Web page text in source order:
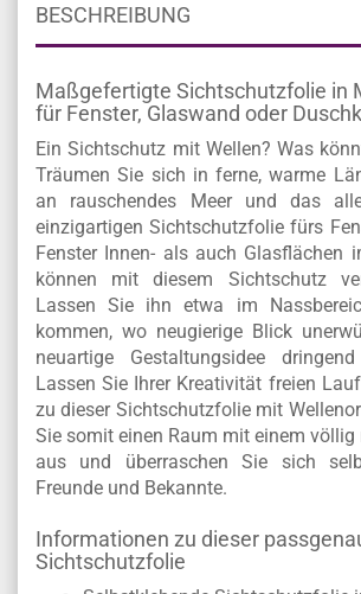
BESCHREIBUNG
Maßgefertigte Sichtschutzfolie in
für Fenster, Glaswand oder
Ein Sichtschutz mit Wellen? Was
Träumen Sie sich in ferne, warme
an rauschendes Meer und das
einzigartigen Sichtschutzfolie fürs
Fenster Innen- als auch Glasflächen
können mit diesem Sichtschutz
Lassen Sie ihn etwa im
kommen, wo neugierige Blick
neuartige Gestaltungsidee
Lassen Sie Ihrer Kreativität freien
zu dieser Sichtschutzfolie mit
Sie somit einen Raum mit einem völlig
aus und überraschen Sie sich
Freunde und Bekannte.
Informationen zu dieser
Sichtschutzfolie